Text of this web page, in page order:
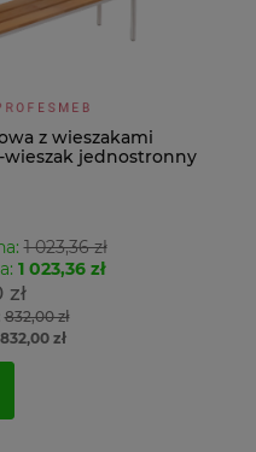
z wieszakami
wieszak jednostronny
1 023,36 zł
1 023,36 zł
zł
832,00 zł
832,00 zł